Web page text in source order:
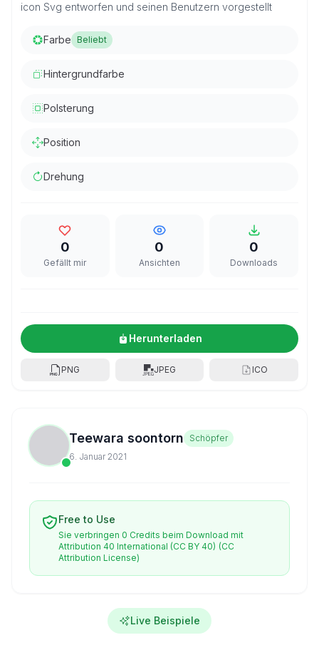
icon Svg entworfen und seinen Benutzern vorgestellt
Farbe Beliebt
Hintergrundfarbe
Polsterung
Position
Drehung
0
Gefällt mir
0
Ansichten
0
Downloads
Herunterladen
PNG JPEG ICO
Teewara soontorn
Schöpfer
6. Januar 2021
Free to Use
Sie verbringen 0 Credits beim Download mit
Attribution 40 International (CC BY 40) (CC
Attribution License)
Live Beispiele